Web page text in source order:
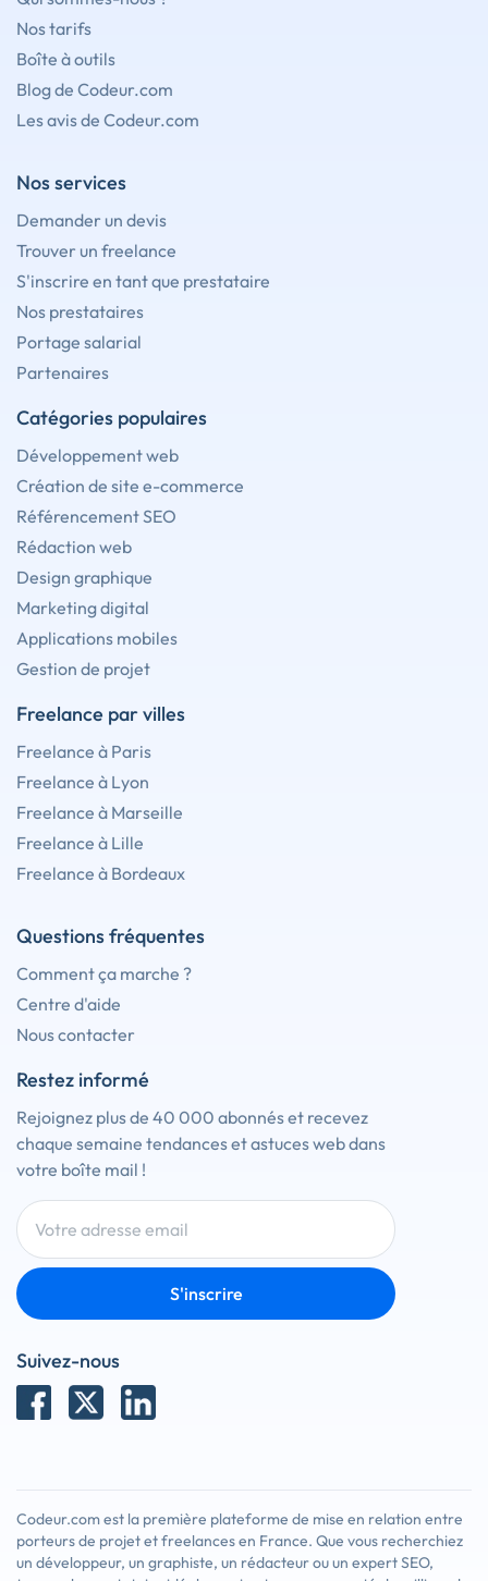
Nos tarifs
Boîte à outils
Blog de Codeur.com
Les avis de Codeur.com
Nos services
Demander un devis
Trouver un freelance
S'inscrire en tant que prestataire
Nos prestataires
Portage salarial
Partenaires
Catégories populaires
Développement web
Création de site e-commerce
Référencement SEO
Rédaction web
Design graphique
Marketing digital
Applications mobiles
Gestion de projet
Freelance par villes
Freelance à Paris
Freelance à Lyon
Freelance à Marseille
Freelance à Lille
Freelance à Bordeaux
Questions fréquentes
Comment ça marche ?
Centre d'aide
Nous contacter
Restez informé
Rejoignez plus de 40 000 abonnés et recevez
chaque semaine tendances et astuces web dans
votre boîte mail !
S'inscrire
Suivez-nous
Codeur.com est la première plateforme de mise en relation entre
porteurs de projet et freelances en France. Que vous recherchiez
un développeur, un graphiste, un rédacteur ou un expert SEO,